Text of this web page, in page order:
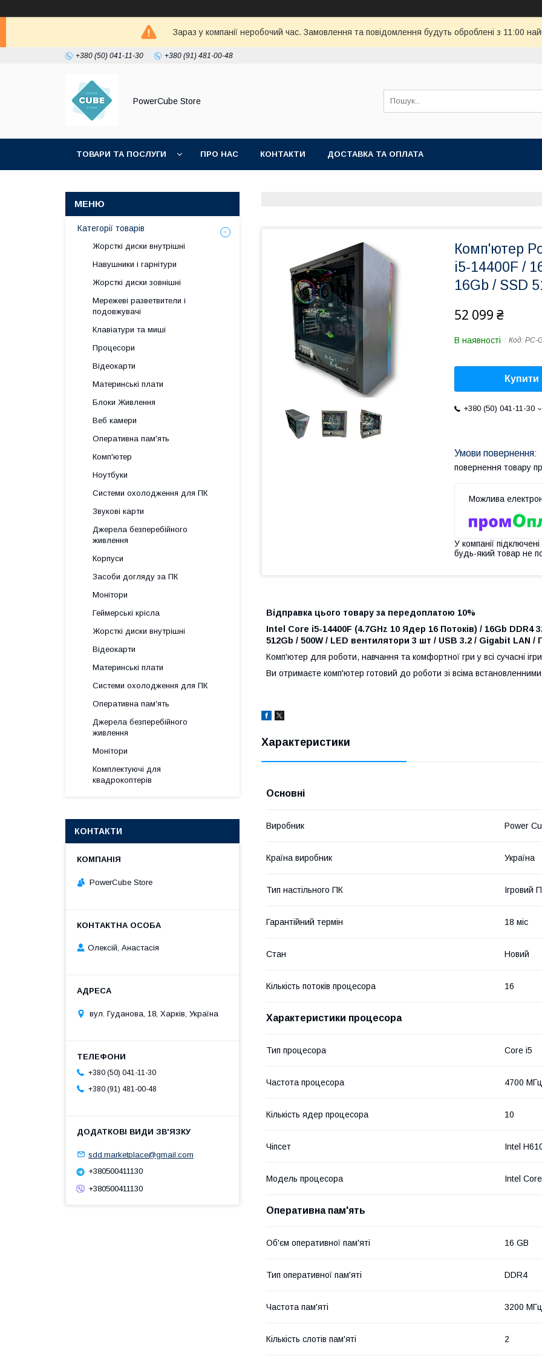
Зараз у компанії неробочий час. Замовлення та повідомлення будуть оброблені з 11:00
+380 (50) 041-11-30 +380 (91) 481-00-48
PowerCube Store
ТОВАРИ ТА ПОСЛУГИ ПРО НАС КОНТАКТИ ДОСТАВКА ТА ОПЛАТА
Комп'ютер
i5-14400F /
16Gb / SSD
52 099 ₴
В наявності Код: PC-
Купити
+380 (50) 041-11-30
повернення товару
У компанії
будь-який товар не
Відправка цього товару за передоплатою 10%
Intel Core i5-14400F (4.7GHz 10 Ядер 16 Потоків) / 16Gb DDR4
512Gb / 500W / LED вентилятори 3 шт / USB 3.2 / Gigabit LAN /
Комп'ютер для роботи, навчання та комфортної гри у всі сучасні
Ви отримаєте комп'ютер готовий до роботи зі всіма встановленними
Характеристики
Основні
Виробник Power
Країна виробник Україна
Тип настільного ПК Ігровий
Гарантійний термін 18 міс
Стан Новий
Кількість потоків процесора 16
Характеристики процесора
Тип процесора Core i5
Частота процесора 4700 МГц
Кількість ядер процесора 10
Чіпсет Intel
Модель процесора Intel
Оперативна пам'ять
Об'єм оперативної пам'яті 16 GB
Тип оперативної пам'яті DDR4
Частота пам'яті 3200 МГц
Кількість слотів пам'яті 2
Категорії товарів
Жорсткі диски внутрішні
Навушники і гарнітури
Жорсткі диски зовнішні
Мережеві разветвители і
подовжувачі
Клавіатури та миші
Процесори
Відеокарти
Материнські плати
Блоки Живлення
Веб камери
Оперативна пам'ять
Комп'ютер
Ноутбуки
Системи охолодження для ПК
Звукові карти
Джерела безперебійного
живлення
Корпуси
Засоби догляду за ПК
Монітори
Геймерські крісла
Жорсткі диски внутрішні
Відеокарти
Материнські плати
Системи охолодження для ПК
Оперативна пам'ять
Джерела безперебійного
живлення
Монітори
Комплектуючі для
квадрокоптерів
КОНТАКТИ
PowerCube Store
Олексій, Анастасія
вул. Гуданова, 18, Харків, Україна
+380 (50) 041-11-30
+380 (91) 481-00-48
sdd.marketplace@gmail.com
+380500411130
+380500411130